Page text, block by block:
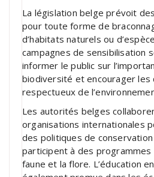
La législation belge prévoit
pour toute forme de
d’habitats naturels ou
campagnes de sensibilisation
informer le public sur
biodiversité et encourager
respectueux de
Les autorités belges
organisations internationales
des politiques de
participent à des programmes
faune et la flore. L’éducation